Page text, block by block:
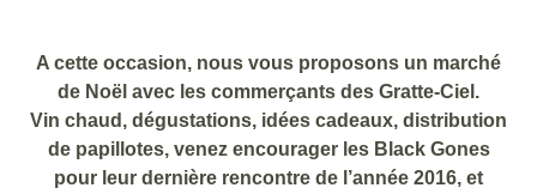
A cette occasion, nous vous proposons un marché
de Noël avec les commerçants des Gratte-Ciel.
Vin chaud, dégustations, idées cadeaux, distribution
de papillotes, venez encourager les Black Gones
pour leur dernière rencontre de l’année 2016, et